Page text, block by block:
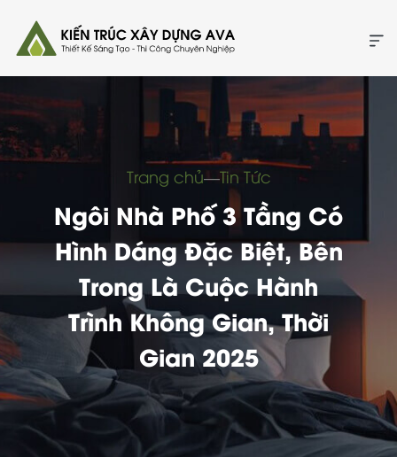
Trang chủ―Tin Tức
Ngôi Nhà Phố 3 Tầng Có
Hình Dáng Đặc Biệt, Bên
Trong Là Cuộc Hành
Trình Không Gian, Thời
Gian 2025